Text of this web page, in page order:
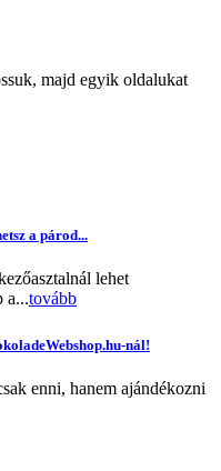
majd egyik oldalukat
a párod...
lehet
a...tovább
nál!
enni, hanem ajándékozni